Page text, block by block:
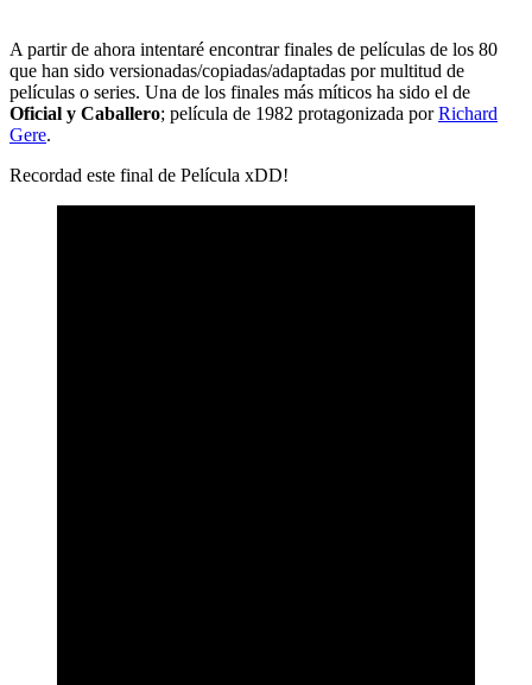
A partir de ahora intentaré encontrar finales de películas de los 80
que han sido versionadas/copiadas/adaptadas por multitud de
películas o series. Una de los finales más míticos ha sido el de
Oficial y Caballero; película de 1982 protagonizada porRichard
Gere.
Recordad este final de Película xDD!